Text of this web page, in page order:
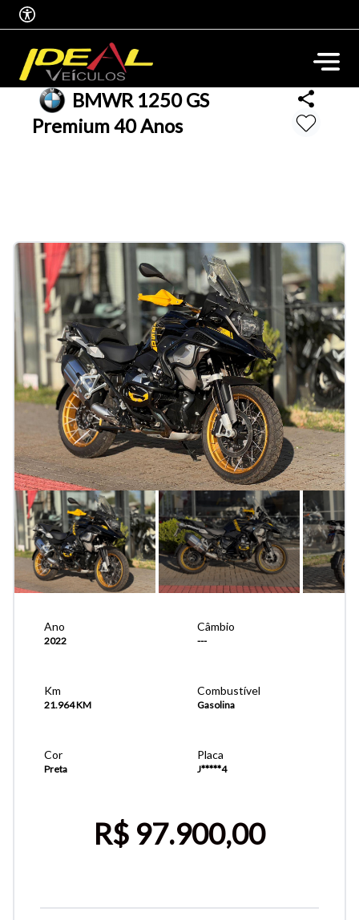
BMWR 1250 GS
Premium 40 Anos
Ano
2022
Câmbio
---
Km
21.964 KM
Combustível
Gasolina
Cor
Preta
Placa
J*****4
R$ 97.900,00